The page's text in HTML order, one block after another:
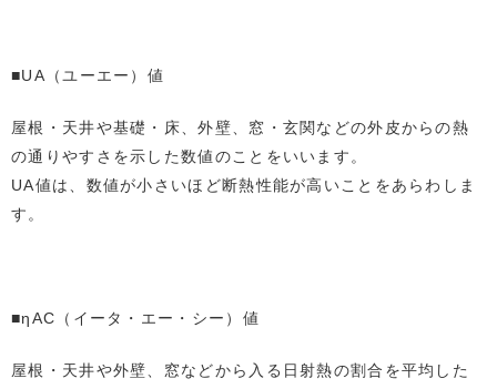
■UA（ユーエー）値
屋根・天井や基礎・床、外壁、窓・玄関などの外皮からの熱
の通りやすさを示した数値のことをいいます。
UA値は、数値が小さいほど断熱性能が高いことをあらわしま
す。
■ηAC（イータ・エー・シー）値
屋根・天井や外壁、窓などから入る日射熱の割合を平均した